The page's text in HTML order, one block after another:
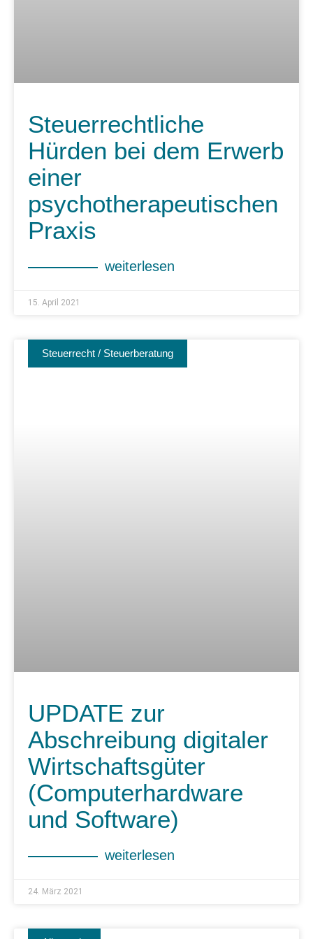
Steuerrechtliche
Hürden bei dem Erwerb
einer
psychotherapeutischen
Praxis
weiterlesen
15. April 2021
Steuerrecht / Steuerberatung
UPDATE zur
Abschreibung digitaler
Wirtschaftsgüter
(Computerhardware
und Software)
weiterlesen
24. März 2021